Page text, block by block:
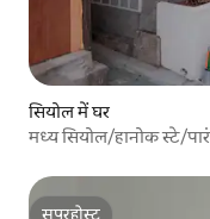
सियोल में घर
मध्य सियोल/हानोक स्टे/
सुपरहोस्ट